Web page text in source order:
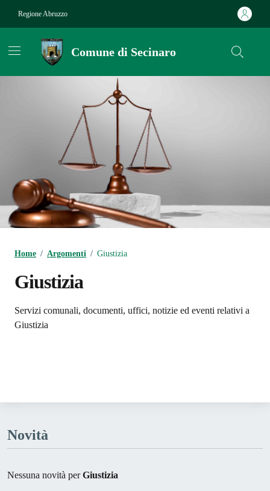
Regione Abruzzo
Comune di Secinaro
Contenuti in evidenza
Home / Argomenti / Giustizia
Giustizia
Dettagli dell'argomento
Servizi comunali, documenti, uffici, notizie ed eventi relativi a
Giustizia
Novità
Nessuna novità perGiustizia